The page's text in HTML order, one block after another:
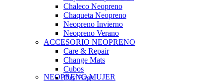
Chaleco Neopreno
Chaqueta Neopreno
Neopreno Invierno
Neopreno Verano
ACCESORIO NEOPRENO
Care & Repair
Change Mats
Cubos
Dry Bags
NEOPRENO MUJER